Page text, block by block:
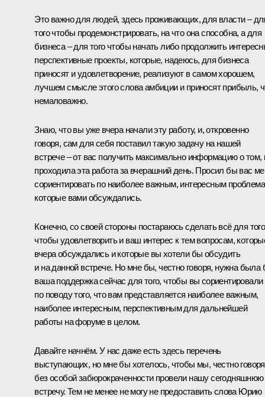
Это важно для людей, здесь проживающих, для власти –
того чтобы продемонстрировать, на что она способна, а для
бизнеса – для того чтобы начать либо продолжить
перспективные проекты, которые, надеюсь, для бизнеса
приносят и удовлетворение, реализуют в самом хорошем,
лучшем смысле этого слова амбиции и приносят прибыль,
немаловажно.
Знаю, что вы уже вчера начали эту работу, и, откровенно
говоря, сам для себя поставил такую задачу на нашей
встрече – от вас получить максимально информацию о том,
проходила эта работа за вчерашний день. Просил бы вас
сориентировать по наиболее важным, интересным
которые вами обсуждались.
Конечно, со своей стороны постараюсь сделать всё для
чтобы удовлетворить и ваш интерес к тем вопросам,
вчера обсуждались и которые вы хотели бы обсудить
и на данной встрече. Но мне бы, честно говоря, нужна была
ваша поддержка сейчас для того, чтобы вы сориентировали
по поводу того, что вам представляется наиболее важным,
наиболее интересным, перспективным для дальнейшей
работы на форуме в целом.
Давайте начнём. У нас даже есть здесь перечень
выступающих, но мне бы хотелось, чтобы мы, честно
без особой забюрокраченности провели нашу сегодняшнюю
встречу. Тем не менее не могу не предоставить слова Юрию